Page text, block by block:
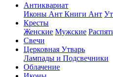
Антиквариат
Иконы Ант Книги Ант
Кресты
Женские Мужские
Свечи
Церковная Утварь
Лампады и Подсвечники
Облачение